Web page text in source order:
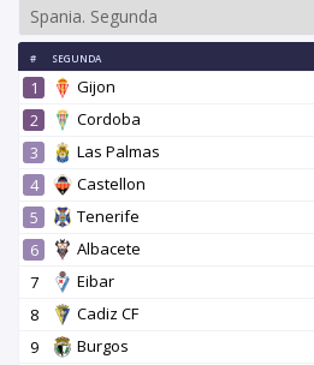
# SEGUNDA
1 Gijon
2
Cordoba
3
Las Palmas
4
Castellon
5
Tenerife
6
Albacete
7
Eibar
8
Cadiz CF
9
Burgos